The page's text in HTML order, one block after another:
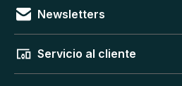
Newsletters
Servicio al cliente